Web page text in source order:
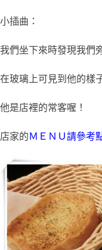
小插曲：
我們坐下來時發現我們
在玻璃上可見到他的樣
他是店裡的常客喔！
店家的 ＭＥＮＵ請參考